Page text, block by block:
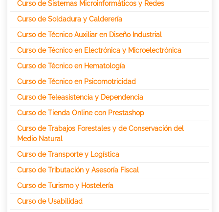
Curso de Sistemas Microinformáticos y Redes
Curso de Soldadura y Calderería
Curso de Técnico Auxiliar en Diseño Industrial
Curso de Técnico en Electrónica y Microelectrónica
Curso de Técnico en Hematología
Curso de Técnico en Psicomotricidad
Curso de Teleasistencia y Dependencia
Curso de Tienda Online con Prestashop
Curso de Trabajos Forestales y de Conservación del
Medio Natural
Curso de Transporte y Logística
Curso de Tributación y Asesoría Fiscal
Curso de Turismo y Hostelería
Curso de Usabilidad